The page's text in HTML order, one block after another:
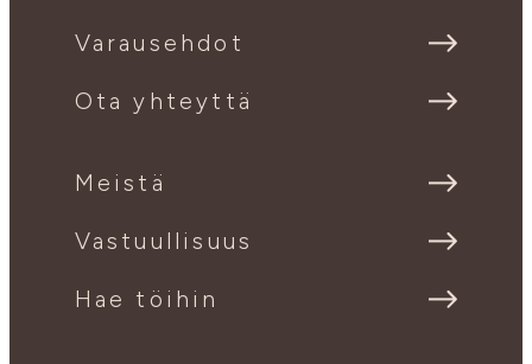
Varausehdot
Ota yhteyttä
Meistä
Vastuullisuus
Hae töihin